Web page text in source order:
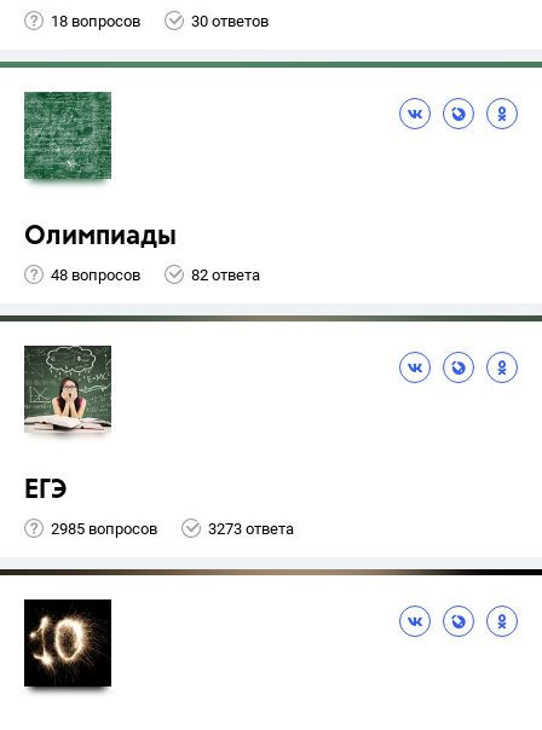
18 вопросов 30 ответов
Олимпиады
48 вопросов 82 ответа
ЕГЭ
2985 вопросов 3273 ответа